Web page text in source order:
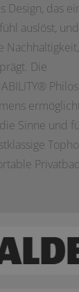
Design, das
auslöst,
Nachhaltigkeit,
Die
®
Sinne und